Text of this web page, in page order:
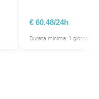
€ 60.48/24h
Durata minima: 1 giorno